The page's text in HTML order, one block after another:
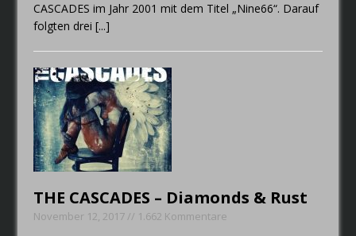
CASCADES im Jahr 2001 mit dem Titel „Nine66“. Darauf
folgten drei[...]
THE CASCADES – Diamonds & Rust
November 12, 2017 // 1.662 Kommentare